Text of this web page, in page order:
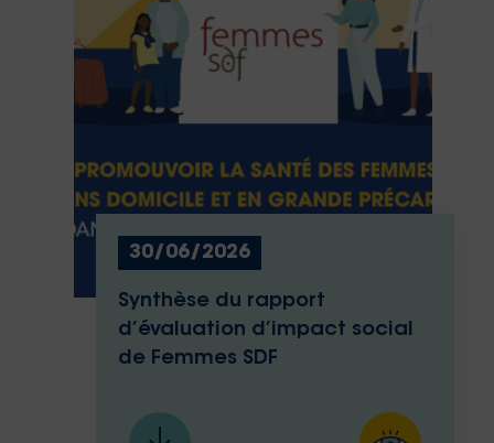
30/06/2026
Synthèse du rapport
d’évaluation d’impact social
de Femmes SDF